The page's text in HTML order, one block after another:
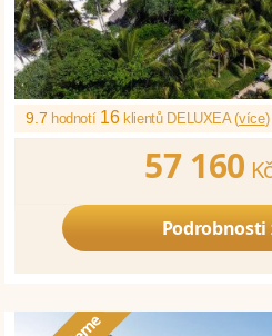
9.7 hodnotí 16klientů DELUXEA (více)
57 160
Podrobnosti